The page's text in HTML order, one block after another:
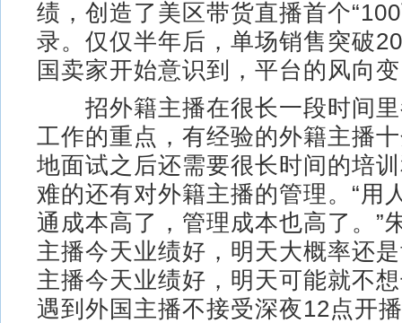
绩，创造了美区带货直播首个
录。仅仅半年后，单场销售突破
国卖家开始意识到，平台的风向
招外籍主播在很长一段时间里
工作的重点，有经验的外籍主播
地面试之后还需要很长时间的培
难的还有对外籍主播的管理。“用
通成本高了，管理成本也高了。”
主播今天业绩好，明天大概率还
主播今天业绩好，明天可能就不
遇到外国主播不接受深夜12点开